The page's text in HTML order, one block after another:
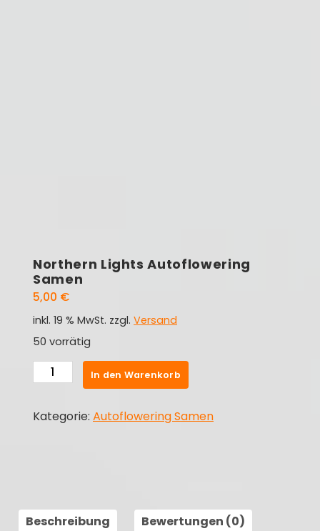
Northern Lights Autoflowering
Samen
5,00 €
inkl. 19 % MwSt. zzgl. Versand
50 vorrätig
Northern
Lights
Samen
In den Warenkorb
Kategorie: Autoflowering Samen
Beschreibung Bewertungen (0)